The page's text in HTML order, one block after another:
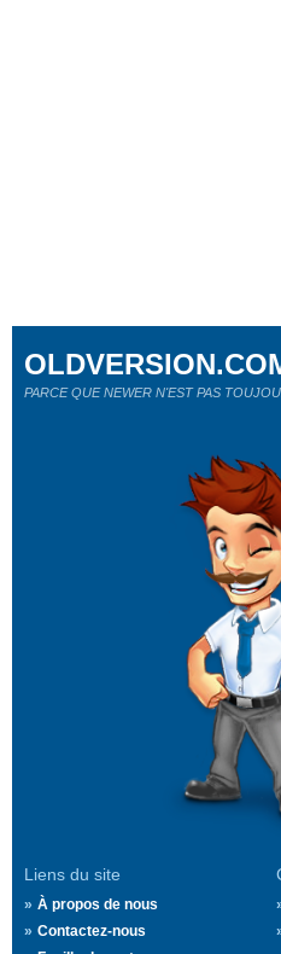
Liens du site
À propos de nous
Contactez-nous
PARCE QUE NEWER N'EST PAS